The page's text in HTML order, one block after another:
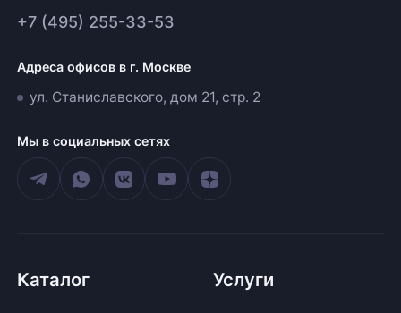
+7 (495) 255-33-53
Адреса офисов в г. Москве
ул. Станиславского, дом 21, стр. 2
Мы в социальных сетях
Каталог Услуги